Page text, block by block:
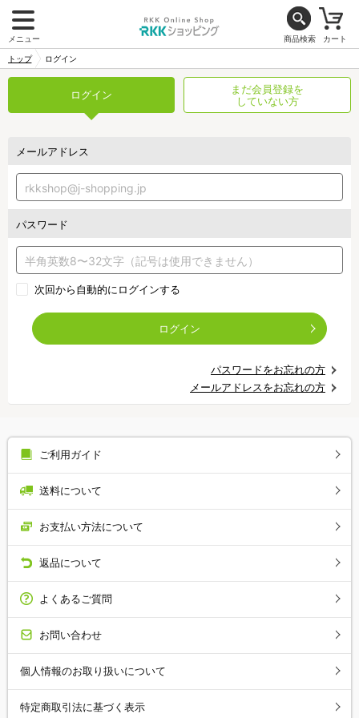
メニュー 商品検索 カート
トップ ログイン
ログイン
まだ会員登録を
していない方
メールアドレス
パスワード
次回から自動的にログインする
ログイン
パスワードをお忘れの方
メールアドレスをお忘れの方
ご利用ガイド
送料について
お支払い方法について
返品について
よくあるご質問
お問い合わせ
個人情報のお取り扱いについて
特定商取引法に基づく表示